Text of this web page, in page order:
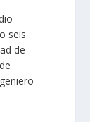
seis
de